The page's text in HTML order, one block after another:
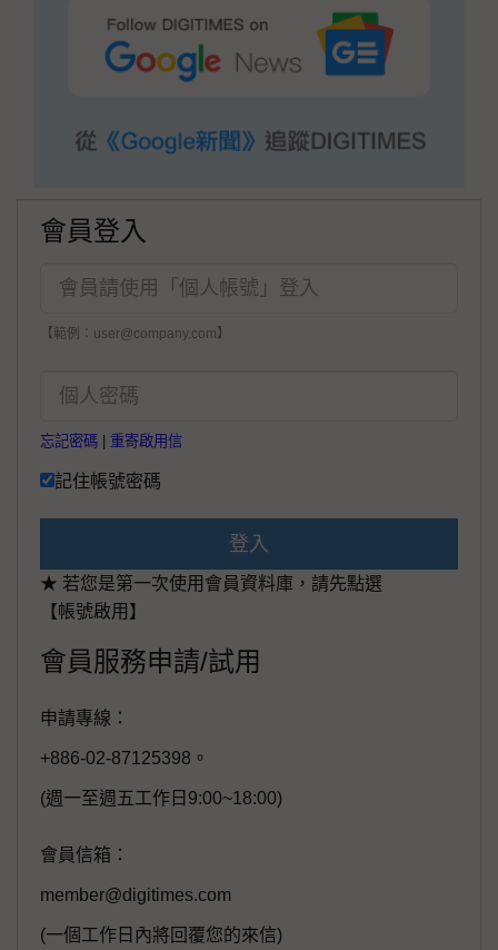
會員登入
【範例：user@company.com】
忘記密碼 重寄啟用信
記住帳號密碼
登入
★ 若您是第一次使用會員資料庫，請先點選
【帳號啟用】
會員服務申請/試用
申請專線：
+886-02-87125398。
(週一至週五工作日9:00~18:00)
會員信箱：
member@digitimes.com
(一個工作日內將回覆您的來信)